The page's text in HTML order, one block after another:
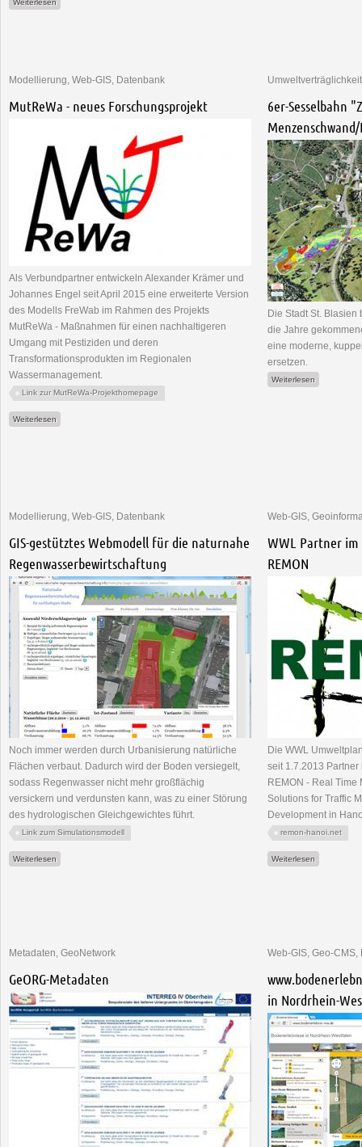
Modellierung, Web-GIS, Datenbank
MutReWa - neues Forschungsprojekt
Als Verbundpartner entwickeln Alexander Krämer und
Johannes Engel seit April 2015 eine erweiterte Version
des Modells FreWab im Rahmen des Projekts
MutReWa - Maßnahmen für einen nachhaltigeren
Umgang mit Pestiziden und deren
Transformationsprodukten im Regionalen
Wassermanagement.
Link zur MutReWa-Projekthomepage
Weiterlesen
6er-Sesselbahn
Die Stadt St.
die Jahre
eine moderne,
ersetzen.
Weiterlesen
Modellierung, Web-GIS, Datenbank
GIS-gestütztes Webmodell für die naturnahe
Regenwasserbewirtschaftung
Noch immer werden durch Urbanisierung natürliche
Flächen verbaut. Dadurch wird der Boden versiegelt,
sodass Regenwasser nicht mehr großflächig
versickern und verdunsten kann, was zu einer Störung
des hydrologischen Gleichgewichtes führt.
Link zum Simulationsmodell
Weiterlesen über GIS-gestütztes Webmodell für die naturnahe Regenwasserbewirtschaftung
Web-GIS,
WWL Partner im
REMON
Die WWL
seit 1.7.2013
REMON - Real Time
Solutions for Traffic
Development in
remon-hanoi.net
Weiterlesen
Metadaten, GeoNetwork
GeORG-Metadaten
Web-GIS, Geo-CMS,
in Nordrhein-